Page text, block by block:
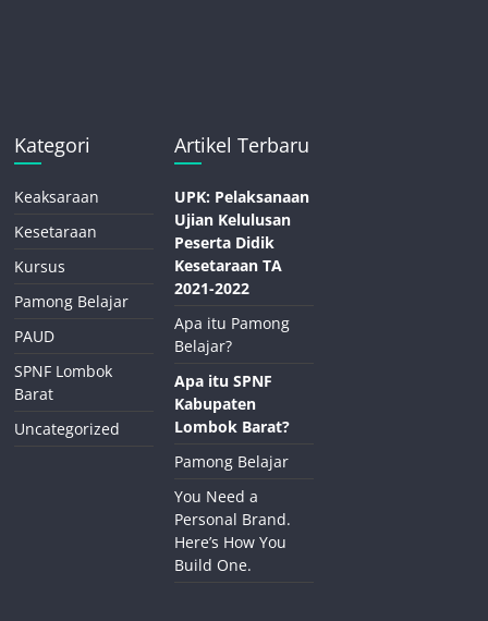
Kategori
Keaksaraan
Kesetaraan
Kursus
Pamong Belajar
PAUD
SPNF Lombok
Barat
Uncategorized
Artikel Terbaru
UPK: Pelaksanaan
Ujian Kelulusan
Peserta Didik
Kesetaraan TA
2021-2022
Apa itu Pamong
Belajar?
Apa itu SPNF
Kabupaten
Lombok Barat?
Pamong Belajar
You Need a
Personal Brand.
Here’s How You
Build One.